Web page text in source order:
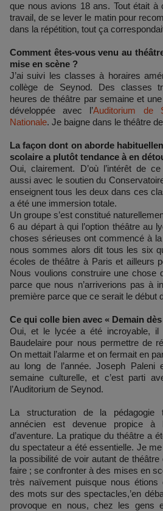
que nous avions 18 ans. Tout était à
travail, de se lever le matin pour
dans la répétition, tout ça
Comment êtes-vous venu au
mise en scène ?
J’ai suivi les classes à horaires
collège de Seynod. Des classes
heures de théâtre par semaine et
développée avec l’Auditorium de
Nationale. Je baigne dans le théâtre
La façon dont on aborde
scolaire a plutôt tendance à en
Oui, clairement. D’où l’intérêt de
aussi avec le soutien du
enseignent tous les deux dans ces
a été une immersion totale.
Un groupe s’est constitué
6 au départ à qui l’option théâtre au
choses sérieuses ont commencé à
nous sommes alors dit tous les six
écoles de théâtre à Paris et ailleurs
Nous voulions construire une chose
parce que nous n’arriverions pas à
première parce que ce serait le début
Ce qui colle bien avec « Demain dès
Oui, et le lycée a été incroyable,
Baudelaire pour nous permettre de
On mettait l’alarme et on fermait en
au long de l’année. Joseph
semaine culturelle, et c’est parti
l’Auditorium de Seynod.
La structuration de la pédagogie
annécien est devenue propice à
d’aventure. La pratique du théâtre a
du spectateur a été essentielle. Je
la possibilité de voir autant de théâtre
faire ; se confronter à des mises en
très naïvement puisque nous étions
des mots sur des spectacles,’en
provoque en nous, chez les gens